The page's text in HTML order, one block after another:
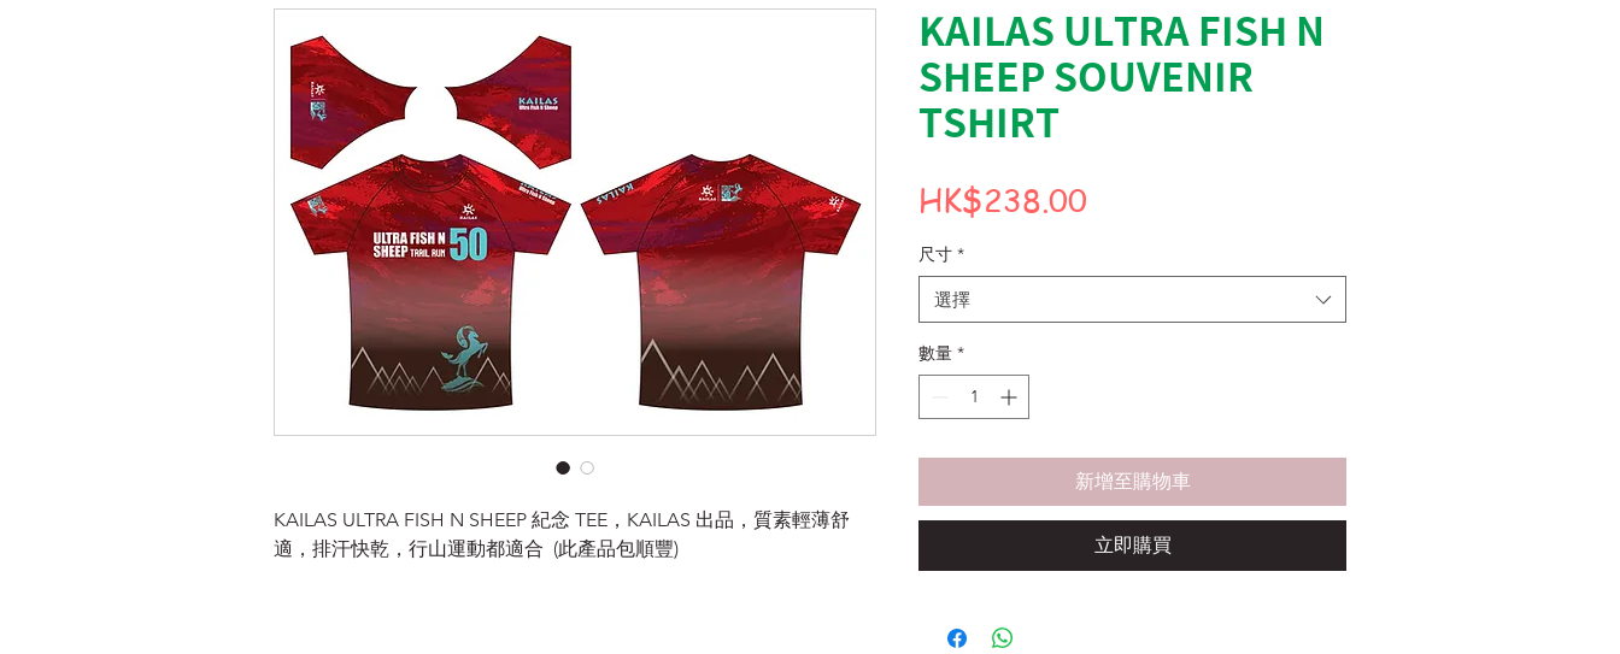
KAILAS ULTRA FISH N SHEEP 紀念 TEE，KAILAS 出品，質素輕薄舒
適，排汗快乾，行山運動都適合 (此產品包順豐)
KAILAS ULTRA FISH N
SHEEP SOUVENIR
TSHIRT
HK$238.00
尺寸 *
選擇
數量 *
新增至購物車
立即購買